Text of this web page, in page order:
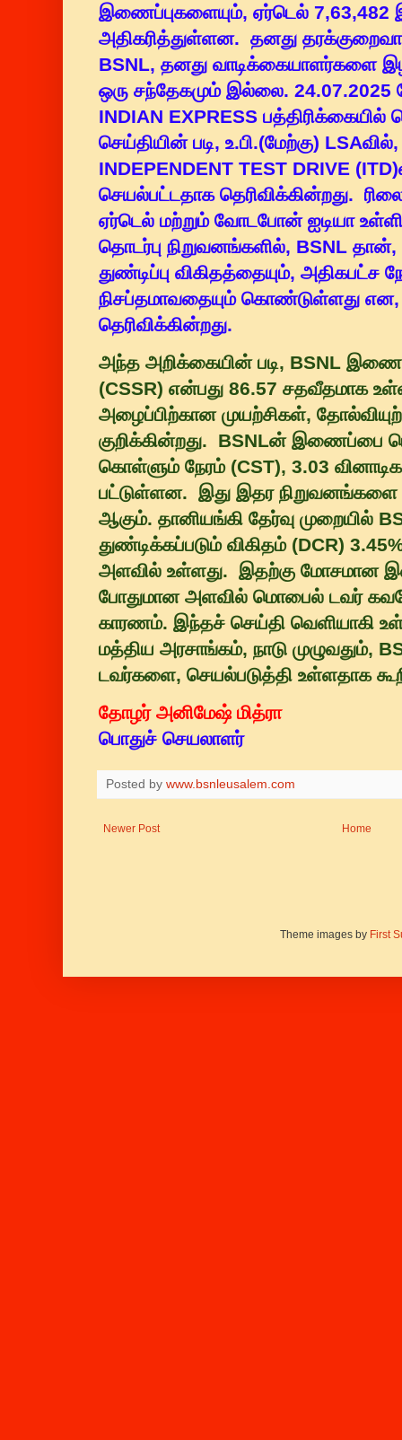
இணைப்புகளையும், ஏர்டெல் 7,63,482
அதிகரித்துள்ளன. தனது
BSNL, தனது வாடிக்கையாளர்களை
ஒரு சந்தேகமும் இல்லை. 24.07.2025
INDIAN EXPRESS
செய்தியின் படி, உ.பி.(மேற்கு)
INDEPENDENT TEST DRIVE
செயல்பட்டதாக தெரிவிக்கின்றது.
ஏர்டெல் மற்றும் வோடபோன் ஐடியா
தொடர்பு நிறுவனங்களில், BSNL
துண்டிப்பு விகிதத்தையும், அதிகபட்ச
நிசப்தமாவதையும் கொண்டுள்ளது
தெரிவிக்கின்றது.
அந்த அறிக்கையின் படி, BSNL
(CSSR) என்பது 86.57 சதவீதமாக
அழைப்பிற்கான முயற்சிகள்,
குறிக்கின்றது. BSNLன் இணைப்பை
கொள்ளும் நேரம் (CST), 3.03
பட்டுள்ளன. இது இதர நிறுவனங்களை
ஆகும். தானியங்கி தேர்வு முறையில்
துண்டிக்கப்படும் விகிதம் (DCR)
அளவில் உள்ளது. இதற்கு மோசமான
போதுமான அளவில் மொபைல் டவர்
காரணம். இந்தச் செய்தி வெளியாகி
மத்திய அரசாங்கம், நாடு முழுவதும்,
டவர்களை, செயல்படுத்தி உள்ளதாக
தோழர் அனிமேஷ் மித்ரா
பொதுச் செயலாளர்
Posted by www.bsnleusalem.com
Newer Post Home
Theme images by First